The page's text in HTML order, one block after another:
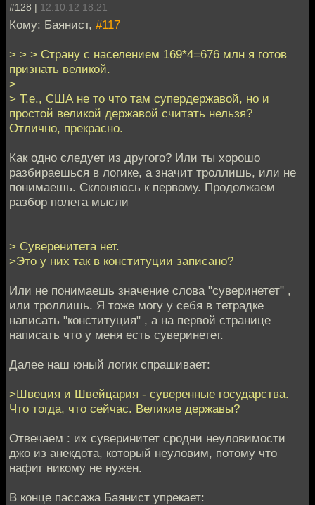
#128 | 12.10.12 18:21
Кому: Баянист, #117
> > > Страну с населением 169*4=676 млн я готов
признать великой.
>
> Т.е., США не то что там супердержавой, но и
простой великой державой считать нельзя?
Отлично, прекрасно.
Как одно следует из другого? Или ты хорошо
разбираешься в логике, а значит троллишь, или не
понимаешь. Склоняюсь к первому. Продолжаем
разбор полета мысли
> Суверенитета нет.
>Это у них так в конституции записано?
Или не понимаешь значение слова "суверинетет" ,
или троллишь. Я тоже могу у себя в тетрадке
написать "конституция" , а на первой странице
написать что у меня есть суверинетет.
Далее наш юный логик спрашивает:
>Швеция и Швейцария - суверенные государства.
Что тогда, что сейчас. Великие державы?
Отвечаем : их суверинитет сродни неуловимости
джо из анекдота, который неуловим, потому что
нафиг никому не нужен.
В конце пассажа Баянист упрекает: